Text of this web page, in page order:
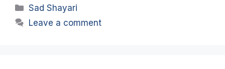
Categories
Sad Shayari
Leave a comment